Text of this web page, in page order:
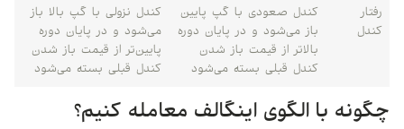
رفتار
کندل
کندل صعودی با گپ پایین
باز می‌شود و در پایان دوره
بالاتر از قیمت باز شدن
کندل قبلی بسته می‌شود
کندل نزولی با گپ بالا باز
می‌شود و در پایان دوره
پایین‌تر از قیمت باز شدن
کندل قبلی بسته می‌شود
چگونه با الگوی اینگالف معامله کنیم؟